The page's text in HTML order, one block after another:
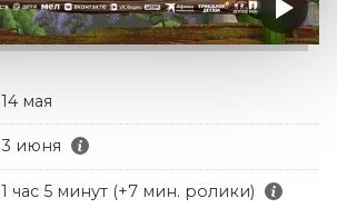
14 мая
3 июня
1 час 5 минут (+7 мин. ролики)